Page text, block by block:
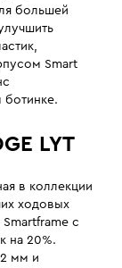
большей
Smart
ботинке.
LYT
в коллекции
ходовых
с
на 20%.
мм и